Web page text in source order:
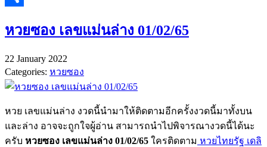
หวยซอง เลขแม่นล่าง 01/02/65
22 January 2022
Categories: หวยซอง
หวย เลขแม่นล่าง งวดนี้นำมาให้ติดตามอีกครั้งงวดนี้มาทั้งบน
และล่าง อาจจะถูกใจผู้อ่าน สามารถนำไปพิจารณางวดนี้ได้นะ
ครับ หวยซอง เลขแม่นล่าง 01/02/65 ใครติดตาม หวยไทยรัฐ เดลิ